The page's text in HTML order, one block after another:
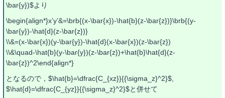
\bar{y})$より
\begin{align*}x’y’&=\brb{(x-\bar{x})-\hat{b}(z-\bar{z})}\brb{(y-
\bar{y})-\hat{d}(z-\bar{z})}
\\&=(x-\bar{x})(y-\bar{y})-\hat{d}(x-\bar{x})(z-\bar{z})
\\&\quad-\hat{b}(y-\bar{y})(z-\bar{z})+\hat{b}\hat{d}(z-
\bar{z})^2\end{align*}
となるので，$\hat{b}=\dfrac{C_{xz}}{{\sigma_z}^2}$,
$\hat{d}=\dfrac{C_{yz}}{{\sigma_z}^2}$と併せて